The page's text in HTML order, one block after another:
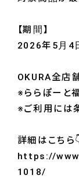
【期間】
2026年5月4日
OKURA全店
※ららぽーと
※ご利用には
詳細はこちら
https://
1018/